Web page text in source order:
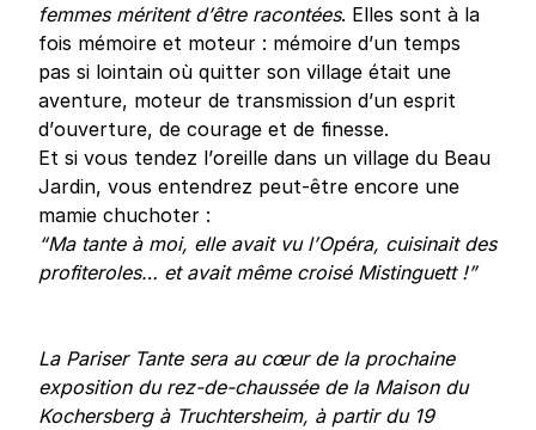
femmes méritent d’être racontées. Elles sont à la
fois mémoire et moteur : mémoire d’un temps
pas si lointain où quitter son village était une
aventure, moteur de transmission d’un esprit
d’ouverture, de courage et de finesse.
Et si vous tendez l’oreille dans un village du Beau
Jardin, vous entendrez peut-être encore une
mamie chuchoter :
“Ma tante à moi, elle avait vu l’Opéra, cuisinait des
profiteroles… et avait même croisé Mistinguett !”
La Pariser Tante sera au cœur de la prochaine
exposition du rez-de-chaussée de la Maison du
Kochersberg à Truchtersheim, à partir du 19